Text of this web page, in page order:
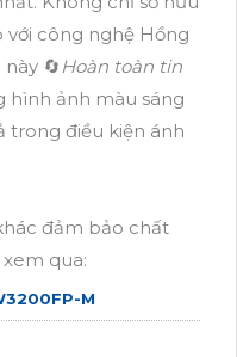
công nghệ Hồng
🔄 Hoàn toàn tin
ảnh màu sáng
trong điều kiện ánh
đảm bảo chất
qua:
M